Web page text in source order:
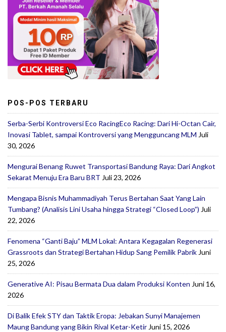
POS-POS TERBARU
Serba-Serbi Kontroversi Eco RacingEco Racing: Dari Hi-Octan Cair,
Inovasi Tablet, sampai Kontroversi yang Mengguncang MLM Juli
30, 2026
Mengurai Benang Ruwet Transportasi Bandung Raya: Dari Angkot
Sekarat Menuju Era Baru BRT Juli 23, 2026
Mengapa Bisnis Muhammadiyah Terus Bertahan Saat Yang Lain
Tumbang? (Analisis Lini Usaha hingga Strategi “Closed Loop”) Juli
22, 2026
Fenomena “Ganti Baju” MLM Lokal: Antara Kegagalan Regenerasi
Grassroots dan Strategi Bertahan Hidup Sang Pemilik Pabrik Juni
25, 2026
Generative AI: Pisau Bermata Dua dalam Produksi Konten Juni 16,
2026
Di Balik Efek STY dan Taktik Eropa: Jebakan Sunyi Manajemen
Maung Bandung yang Bikin Rival Ketar-Ketir Juni 15, 2026